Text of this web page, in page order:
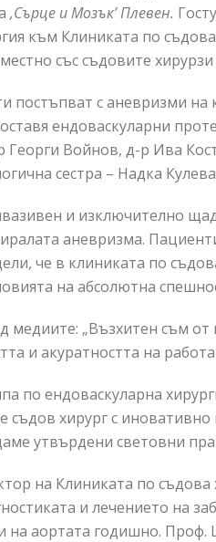
,Сърце и Мозък’ Плевен.
към Клиниката по
със съдовите хирурзи
постъпват с аневризми
ендоваскуларни
Георги Войнов, д-р Ива
сестра – Надка
и изключително
аневризма.
че в клиниката по
на абсолютна
„Възхитен съм от
и акуратността на
по ендоваскуларна
съдов хирург с
утвърдени световни
на Клиниката по
и лечението на
на аортата годишно.